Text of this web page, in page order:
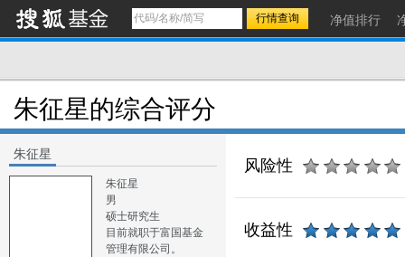
净值排行
朱征星的综合评分
朱征星
朱征星
男
硕士研究生
目前就职于富国基金
管理有限公司。
风险性
收益性